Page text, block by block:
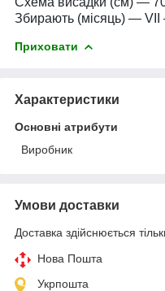
Збирають (місяць) — VII
Приховати
Характеристики
Основні атрибути
Виробник
Умови доставки
Доставка здійснюється
Нова Пошта
Укрпошта